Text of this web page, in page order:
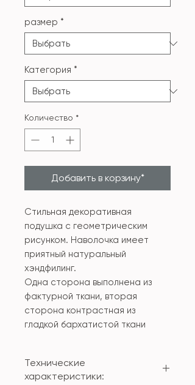
размер *
Категория *
Количество *
Добавить в корзину*
Стильная декоративная
подушка с геометрическим
рисунком. Наволочка имеет
приятный натуральный
хэндфилинг.
Одна сторона выполнена из
фактурной ткани, вторая
сторона контрастная из
гладкой бархатистой ткани
Технические
характеристики: